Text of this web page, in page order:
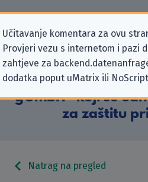
Učitavanje komentara za ovu
Provjeri vezu s internetom i pazi
zahtjeve za
dodatka poput uMatrix ili
Podaci kontakta
des Bayerischen
gGmbH” koji se
za zaštitu
Natrag na pregled